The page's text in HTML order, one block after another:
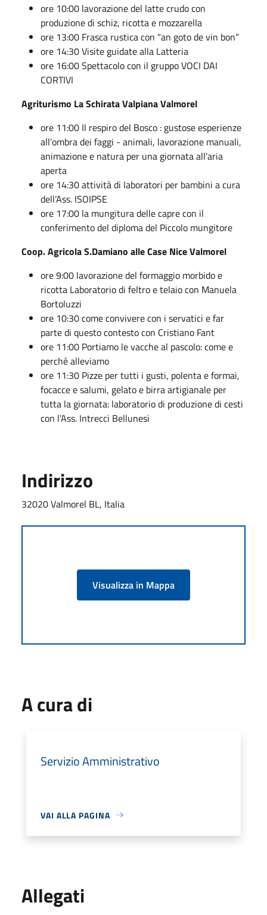
ore 10:00 lavorazione del latte crudo con
produzione di schiz, ricotta e mozzarella
ore 13:00 Frasca rustica con “an goto de vin bon”
ore 14:30 Visite guidate alla Latteria
ore 16:00 Spettacolo con il gruppo VOCI DAI
CORTIVI
Agriturismo La Schirata Valpiana Valmorel
ore 11:00 Il respiro del Bosco : gustose esperienze
all’ombra dei faggi - animali, lavorazione manuali,
animazione e natura per una giornata all’aria
aperta
ore 14:30 attività di laboratori per bambini a cura
dell’Ass. ISOIPSE
ore 17:00 la mungitura delle capre con il
conferimento del diploma del Piccolo mungitore
Coop. Agricola S.Damiano alle Case Nice Valmorel
ore 9:00 lavorazione del formaggio morbido e
ricotta Laboratorio di feltro e telaio con Manuela
Bortoluzzi
ore 10:30 come convivere con i servatici e far
parte di questo contesto con Cristiano Fant
ore 11:00 Portiamo le vacche al pascolo: come e
perché alleviamo
ore 11:30 Pizze per tutti i gusti, polenta e formai,
focacce e salumi, gelato e birra artigianale per
tutta la giornata: laboratorio di produzione di cesti
con l’Ass. Intrecci Bellunesi
Indirizzo
32020 Valmorel BL, Italia
Visualizza in Mappa
A cura di
Servizio Amministrativo
VAI ALLA PAGINA
Allegati